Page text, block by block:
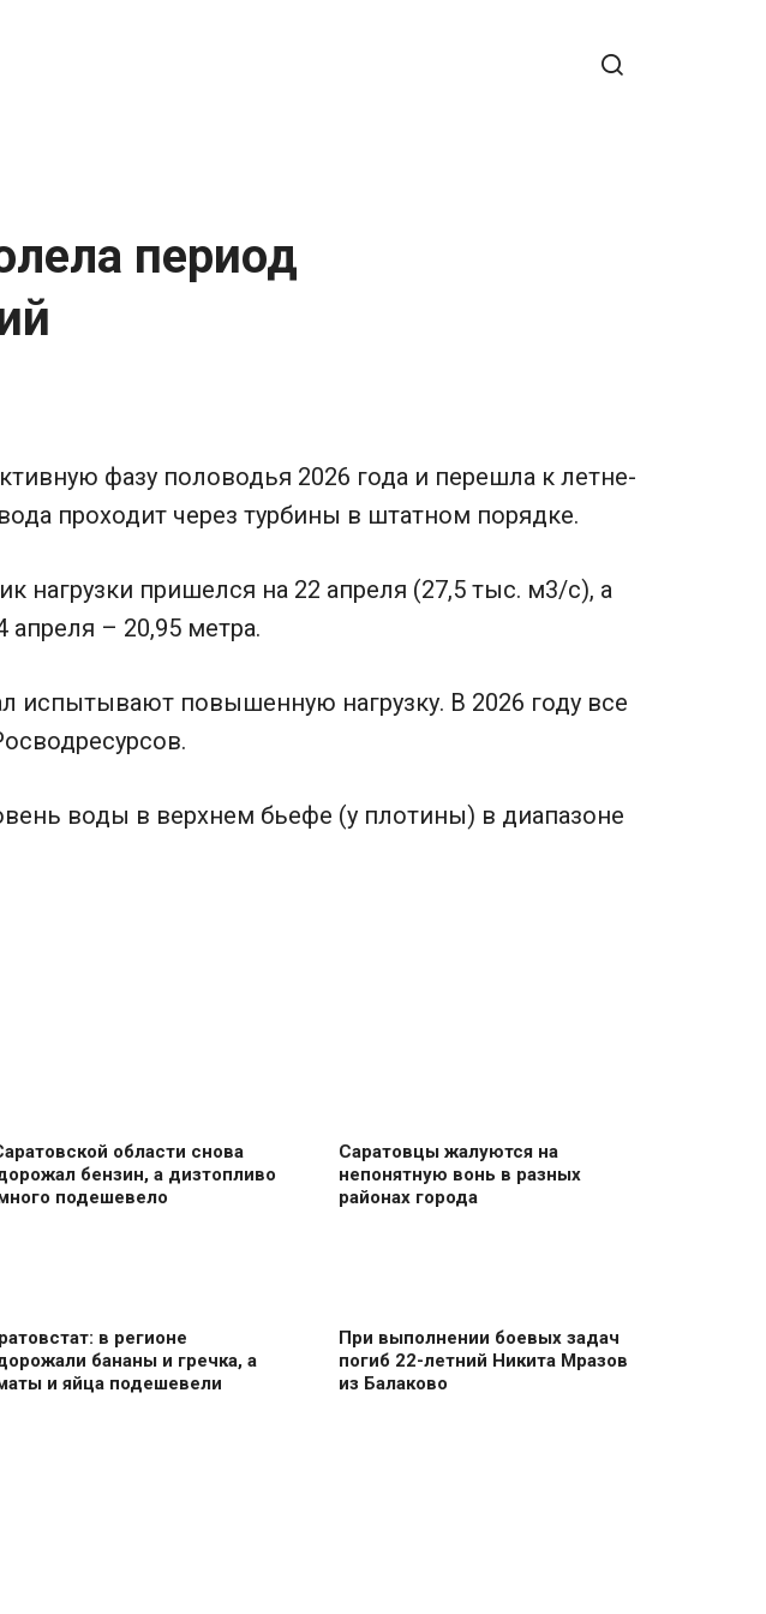
период
фазу половодья 2026 года и перешла к летне-
проходит через турбины в штатном порядке.
нагрузки пришелся на 22 апреля (27,5 тыс. м3/с), а
– 20,95 метра.
испытывают повышенную нагрузку. В 2026 году все
воды в верхнем бьефе (у плотины) в диапазоне
области снова
бензин, а дизтопливо
подешевело
Саратовцы жалуются на
непонятную вонь в разных
районах города
в регионе
бананы и гречка, а
и яйца подешевели
При выполнении боевых задач
погиб 22-летний Никита Мразов
из Балаково